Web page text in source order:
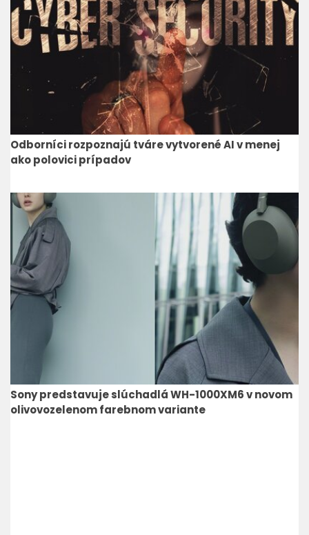
Odborníci rozpoznajú tváre vytvorené AI v menej
ako polovici prípadov
Sony predstavuje slúchadlá WH-1000XM6 v novom
olivovozelenom farebnom variante